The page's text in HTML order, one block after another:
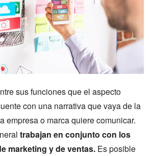
sus funciones que el aspecto
con una narrativa que vaya de la
empresa o marca quiere comunicar.
trabajan en conjunto con los
marketing y de ventas. Es posible